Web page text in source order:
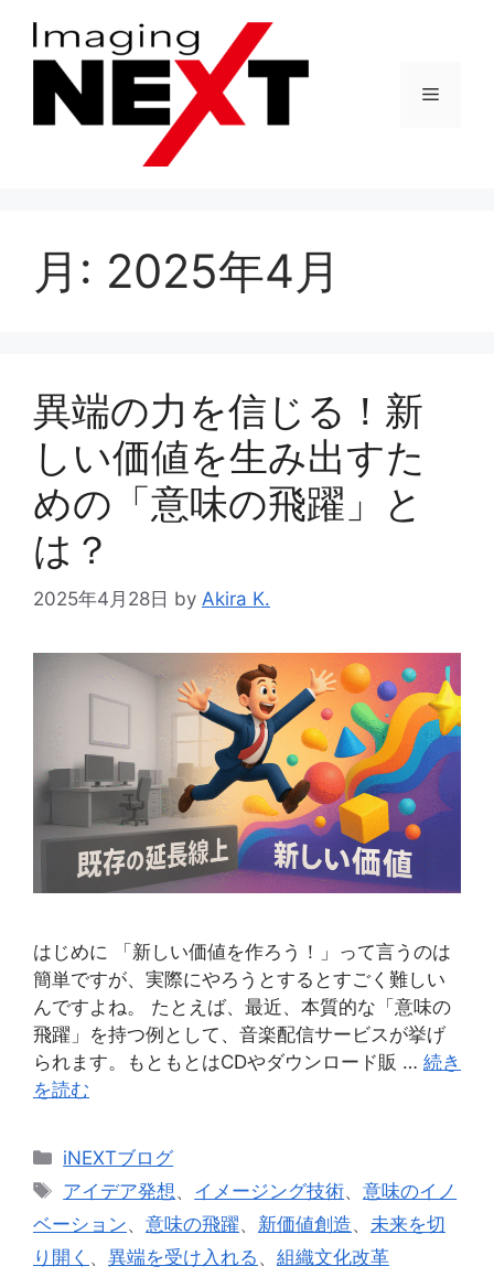
メ
月: 2025年4月
異端の力を信じる！新
しい価値を生み出すた
めの「意味の飛躍」と
は？
2025年4月28日 by Akira K.
はじめに 「新しい価値を作ろう！」って言うのは
簡単ですが、実際にやろうとするとすごく難しい
んですよね。 たとえば、最近、本質的な「意味の
飛躍」を持つ例として、音楽配信サービスが挙げ
られます。もともとはCDやダウンロード販 … 続き
を読む
カ
テ
リ
ー
iNEXTブログ
タ
グ
アイデア発想、 イメージング技術、意味のイノ
ベーション、 意味の飛躍、 新価値創造、 未来を切
り開く 、 異端を受け入れる 、 組織文化改革